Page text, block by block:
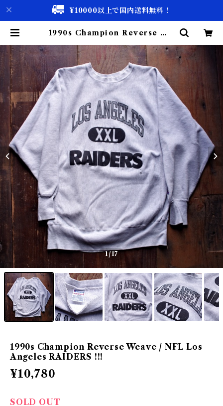
¥10000以上で国内送料無料！
1990s Champion Reverse We
ERS !!! | 古着屋 仙台 biscco【古
着 & Vintage 通販】
1/17
1990s Champion Reverse Weave / NFL Los
Angeles RAIDERS !!!
¥10,780
SOLD OUT